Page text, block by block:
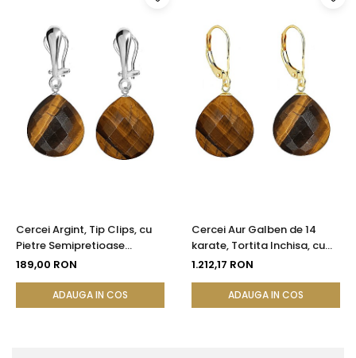
Cercei Argint, Tip Clips, cu
Pietre Semipretioase
Naturale de Ochi de Tigru
189,00 RON
ADAUGA IN COS
Cercei Aur Galben de 14
karate, Tortita Inchisa, cu
Pietre Semipretioase
Fatetat
1.212,17 RON
ADAUGA IN COS